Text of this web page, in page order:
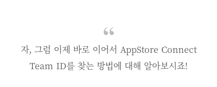
자, 그럼 이제 바로 이어서 AppStore Connect
Team ID를 찾는 방법에 대해 알아보시죠!